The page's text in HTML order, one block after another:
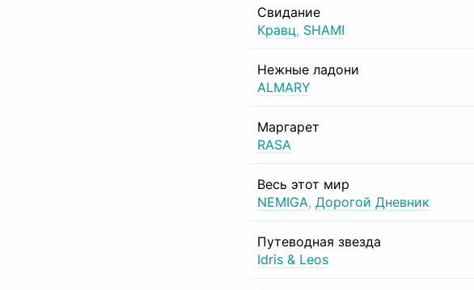
Свидание
Кравц, SHAMI
Нежные ладони
ALMARY
Маргарет
RASA
Весь этот мир
NEMIGA, Дорогой Дневник
Путеводная звезда
Idris & Leos